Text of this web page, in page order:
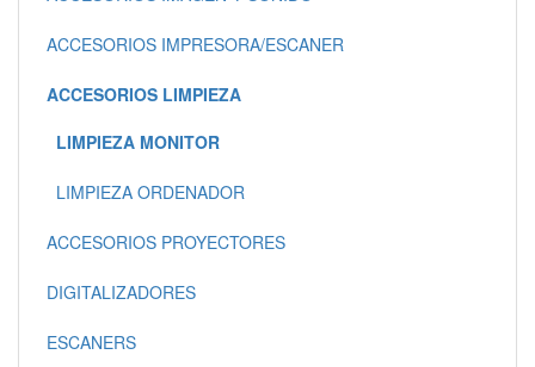
ACCESORIOS IMPRESORA/ESCANER
ACCESORIOS LIMPIEZA
LIMPIEZA MONITOR
LIMPIEZA ORDENADOR
ACCESORIOS PROYECTORES
DIGITALIZADORES
ESCANERS